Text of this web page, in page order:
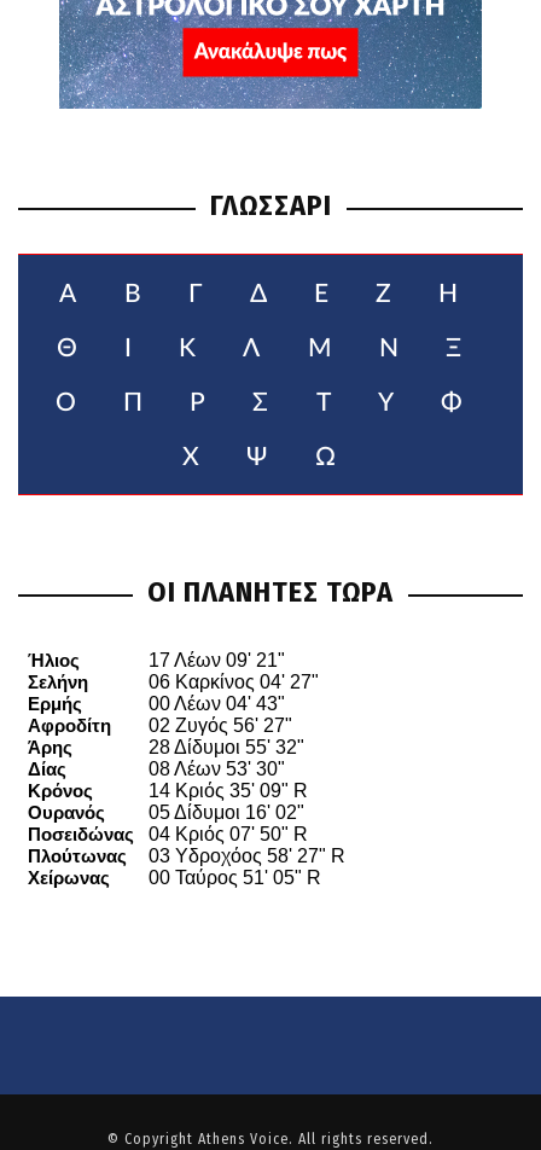
ΓΛΩΣΣΑΡΙ
Α Β Γ Δ Ε Ζ Η
Θ Κ Λ Μ Ν Ξ
Ο Π Ρ Σ Τ Υ Φ
Χ Ψ Ω
ΟΙ ΠΛΑΝΗΤΕΣ ΤΩΡΑ
© Copyright Athens Voice. All rights reserved.